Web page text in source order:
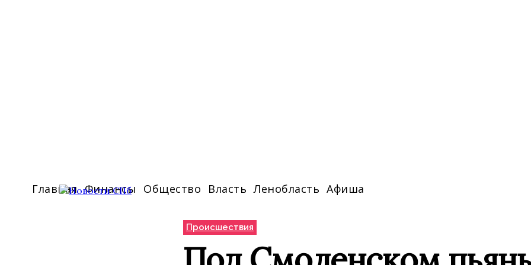
Главная Финансы Общество Власть Ленобласть Афиша
Происшествия